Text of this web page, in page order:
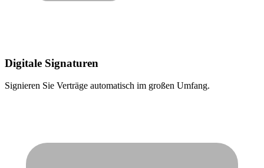
Digitale Signaturen
Signieren Sie Verträge automatisch im großen Umfang.